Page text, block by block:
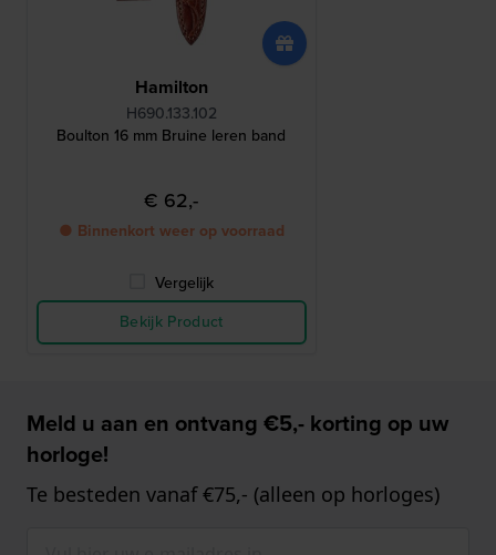
Hamilton
H690.133.102
Boulton 16 mm Bruine leren band
€ 62,-
● Binnenkort weer op voorraad
Vergelijk
Bekijk Product
Meld u aan en ontvang €5,- korting op uw
horloge!
Te besteden vanaf €75,- (alleen op horloges)